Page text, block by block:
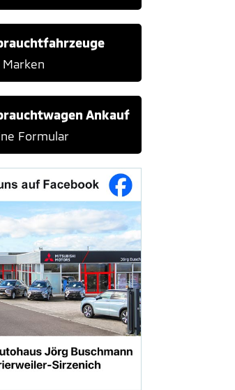
Marken
Ankauf
Formular